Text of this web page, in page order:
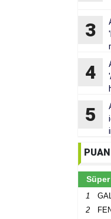
3
4
5
Haber
PUAN
1
2